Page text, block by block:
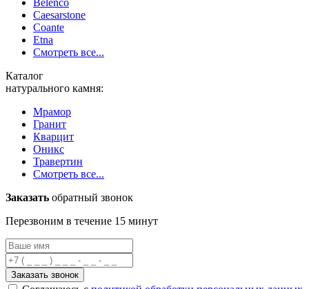
Caesarstone
Coante
Etna
Смотреть все...
Каталог
натурального камня:
Мрамор
Гранит
Кварцит
Оникс
Травертин
Смотреть все...
Заказать обратный звонок
Перезвоним в течение 15 минут
Заказать звонок